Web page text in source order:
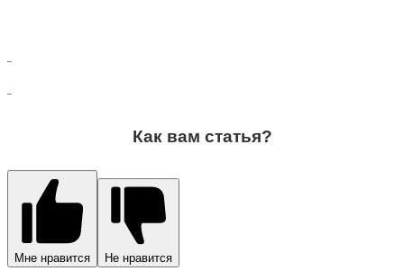
Как вам статья?
Мне нравится Не нравится